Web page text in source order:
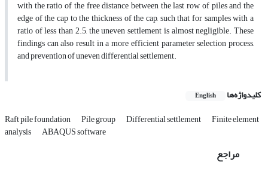
with the ratio of the free distance between the last row of piles and the
edge of the cap to the thickness of the cap, such that for samples with a
ratio of less than 2.5, the uneven settlement is almost negligible. These
findings can also result in a more efficient parameter selection process,
and prevention of uneven differential settlement.
کلیدواژه‌ها English
Raft pile foundation Pile group Differential settlement Finite element
analysis ABAQUS software
مراجع